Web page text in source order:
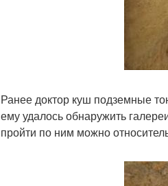
Ранее доктор куш подземные
ему удалось обнаружить
пройти по ним можно